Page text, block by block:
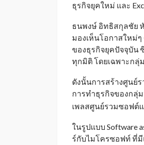
ธุรกิจยุคใหม่ และ
ธนพงษ์ อิทธิสกุลชัย
มองเห็นโอกาสใหม่ๆ
ของธุรกิจยุคปัจจุบัน
ทุกมิติ โดยเฉพาะก
ดังนั้นการสร้างศูนย์
การทำธุรกิจของกลุ่
เพลสศูนย์รวมซอฟต์
ในรูปแบบ Software
ร์กับไมโครซอฟท์ ที่